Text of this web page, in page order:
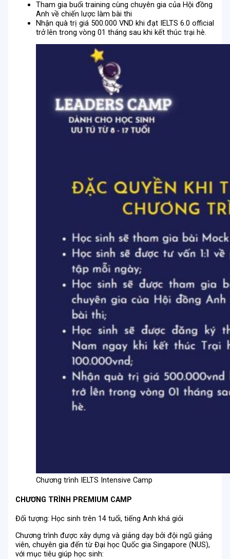
Tham gia buổi training cùng chuyên gia của Hội đồng
Anh về chiến lược làm bài thi
Nhận quà trị giá 500.000 VND khi đạt IELTS 6.0 official
trở lên trong vòng 01 tháng sau khi kết thúc trại hè.
Chương trình IELTS Intensive Camp
CHƯƠNG TRÌNH PREMIUM CAMP
Đối tượng: Học sinh trên 14 tuổi, tiếng Anh khá giỏi
Chương trình được xây dựng và giảng dạy bởi đội ngũ giảng
viên, chuyên gia đến từ Đại học Quốc gia Singapore (NUS),
với mục tiêu giúp học sinh: